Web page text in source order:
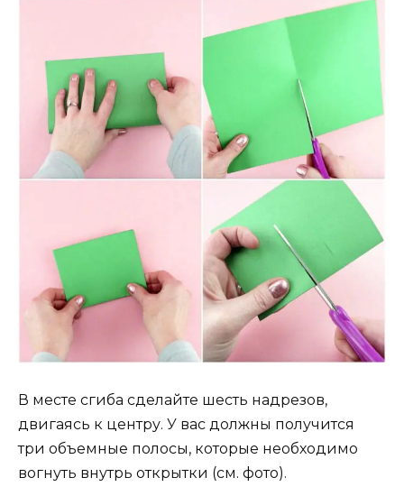
В месте сгиба сделайте шесть надрезов,
двигаясь к центру. У вас должны получится
три объемные полосы, которые необходимо
вогнуть внутрь открытки (см. фото).